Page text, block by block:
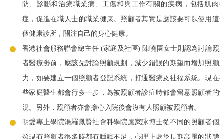
防、診斷和治療職業病、工傷和與工作有關的疾病，包括肌肉
症，促進在職人士的職業健康。照顧者其實是應該要可以使用
個健康診所，關注自己的身心健康。
香港社會服務聯會總主任 (家庭及社區) 陳曉園女士則認為討論
者醫療劵前，應該先討論照顧規劃，減少錯誤的期望而增加照
力，如要建立一個照顧者登記系統，打通醫療及社福系統。現
些家庭醫生都會行多一步，為被照顧者診症時都會留意照顧者
況。另外，照顧者亦會擔心入院後會沒有人照顧被照顧者。
明愛專上學院湯羅鳳賢社會科學院盧家詠博士從不同的照顧者
發現有照顧者很多時都有睡眠不足，心理上處於長期高壓的狀